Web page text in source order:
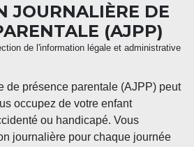
JOURNALIÈRE DE
(AJPP)
de l'information légale et administrative
de présence parentale (AJPP) peut
occupez de votre enfant
ou handicapé. Vous
journalière pour chaque journée